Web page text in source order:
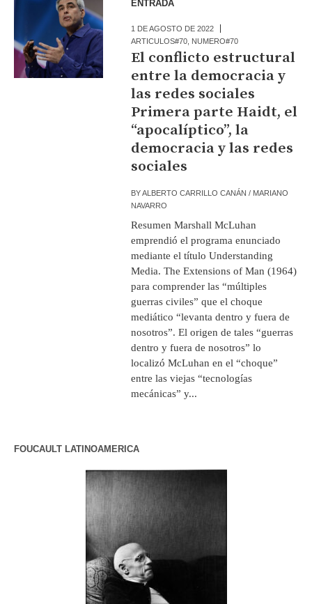
ENTRADA
1 DE AGOSTO DE 2022
ARTICULOS#70 NUMERO#70
El conflicto estructural
entre la democracia y
las redes sociales
Primera parte Haidt, el
“apocalíptico”, la
democracia y las redes
sociales
BYALBERTO CARRILLO CANÁN / MARIANO
NAVARRO
Resumen Marshall McLuhan
emprendió el programa enunciado
mediante el título Understanding
Media. The Extensions of Man (1964)
para comprender las “múltiples
guerras civiles” que el choque
mediático “levanta dentro y fuera de
nosotros”. El origen de tales “guerras
dentro y fuera de nosotros” lo
localizó McLuhan en el “choque”
entre las viejas “tecnologías
mecánicas” y...
FOUCAULT LATINOAMERICA